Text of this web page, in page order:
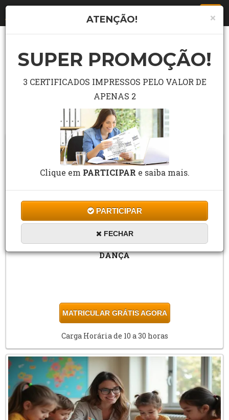
LISTA COMPLETA DE CURSO
Pesquisar curso grátis no campo abaixo.
DANÇA
MATRICULAR GRÁTIS AGORA
Carga Horária de 10 a 30 horas
×
ATENÇÃO!
SUPER PROMOÇÃO!
3 CERTIFICADOS IMPRESSOS PELO VALOR DE
APENAS 2
Clique em PARTICIPAR e saiba mais.
PARTICIPAR
FECHAR